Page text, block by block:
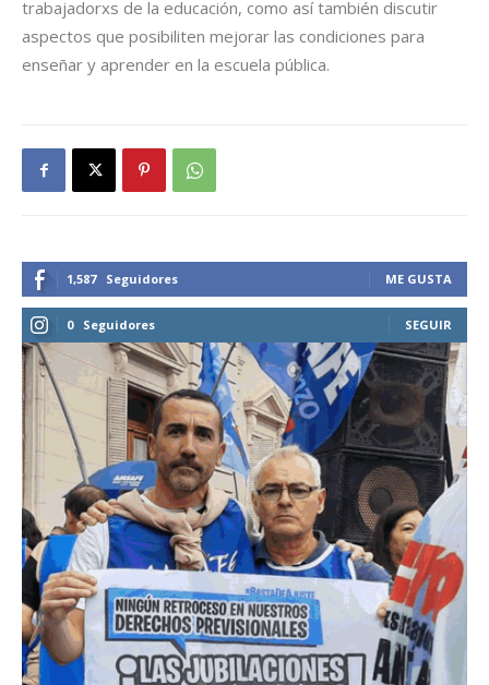
trabajadorxs de la educación, como así también discutir
aspectos que posibiliten mejorar las condiciones para
enseñar y aprender en la escuela pública.
1,587 Seguidores ME GUSTA
0 Seguidores SEGUIR